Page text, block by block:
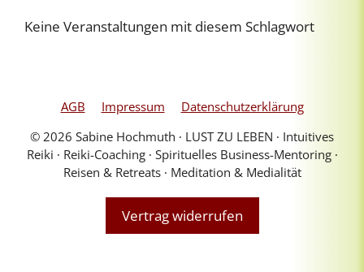
Keine Veranstaltungen mit diesem Schlagwort
AGB Impressum
Datenschutzerklärung
© 2026 Sabine Hochmuth ∙ LUST ZU LEBEN ∙ Intuitives
Reiki ∙ Reiki-Coaching ∙ Spirituelles Business-Mentoring ∙
Reisen & Retreats ∙ Meditation & Medialität
Vertrag widerrufen